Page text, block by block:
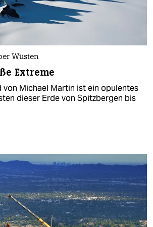
Wüsten
Extreme
von Michael Martin ist ein opulentes
dieser Erde von Spitzbergen bis